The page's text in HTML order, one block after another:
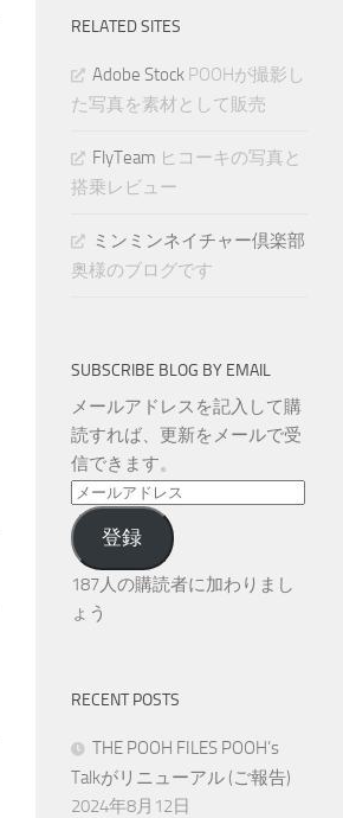
RELATED SITES
Adobe Stock POOHが撮影し
た写真を素材として販売
FlyTeam ヒコーキの写真と
搭乗レビュー
ミンミンネイチャー倶楽部
奥様のブログです
SUBSCRIBE BLOG BY EMAIL
メールアドレスを記入して購
読すれば、更新をメールで受
信できます。
メ
ー
ル
ア
ド
登録
187人の購読者に加わりまし
ょう
RECENT POSTS
THE POOH FILES POOH’s
Talkがリニューアル (ご報告)
2024年8月12日